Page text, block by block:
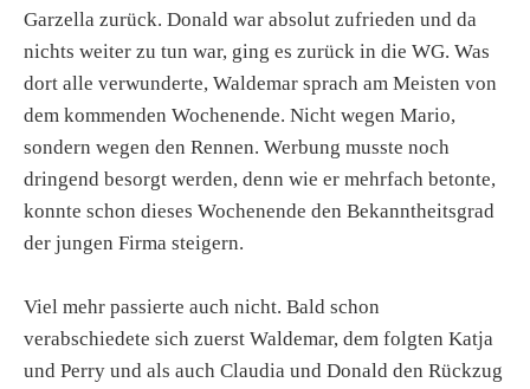
Garzella zurück. Donald war absolut zufrieden und da
nichts weiter zu tun war, ging es zurück in die WG. Was
dort alle verwunderte, Waldemar sprach am Meisten von
dem kommenden Wochenende. Nicht wegen Mario,
sondern wegen den Rennen. Werbung musste noch
dringend besorgt werden, denn wie er mehrfach betonte,
konnte schon dieses Wochenende den Bekanntheitsgrad
der jungen Firma steigern.
Viel mehr passierte auch nicht. Bald schon
verabschiedete sich zuerst Waldemar, dem folgten Katja
und Perry und als auch Claudia und Donald den Rückzug